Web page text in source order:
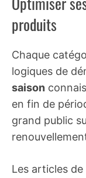
produits
Chaque
logiques de
saison
en fin de
grand public
Les articles